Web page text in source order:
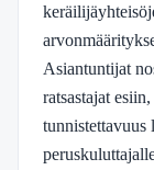
Asiantuntijat
ratsastajat